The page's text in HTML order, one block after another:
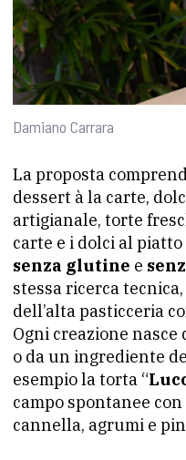
Damiano Carrara
La proposta
dessert à la carte,
artigianale, torte
carte e i dolci al
senza glutine e
stessa ricerca
dell’alta pasticceria
Ogni creazione
o da un ingrediente
esempio la torta “
campo spontanee
cannella, agrumi e